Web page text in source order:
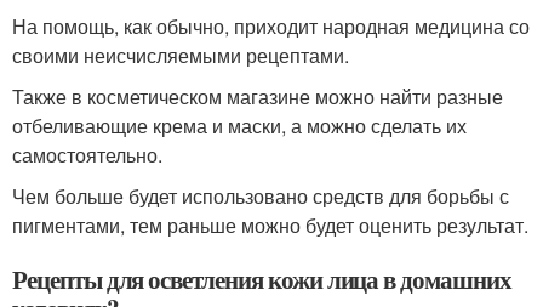
На помощь, как обычно, приходит народная медицина со
своими неисчисляемыми рецептами.
Также в косметическом магазине можно найти разные
отбеливающие крема и маски, а можно сделать их
самостоятельно.
Чем больше будет использовано средств для борьбы с
пигментами, тем раньше можно будет оценить результат.
Рецепты для осветления кожи лица в домашних